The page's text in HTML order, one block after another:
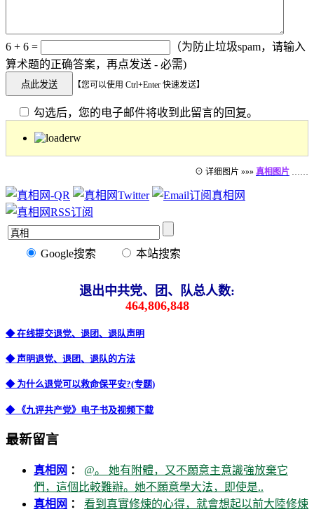
6 + 6 =
（为防止垃圾spam，请输入
算术题的正确答案，再点发送 - 必需)
【您可以使用 Ctrl+Enter 快速发送】
勾选后，您的电子邮件将收到此留言的回复。
⊙ 详细图片 »»» 真相图片
Google搜索 本站搜索
退出中共党、团、队总人数:
464,806,848
◆ 在线提交退党、退团、退队声明
◆ 声明退党、退团、退队的方法
◆ 为什么退党可以救命保平安?(专题)
◆ 《九评共产党》电子书及视频下载
最新留言
真相网 ： @。 她有附體，又不願意主意識強放棄它
們，這個比較難辦。她不願意學大法，即使是..
真相网 ： 看到真實修煉的心得，就會想起以前大陸修煉